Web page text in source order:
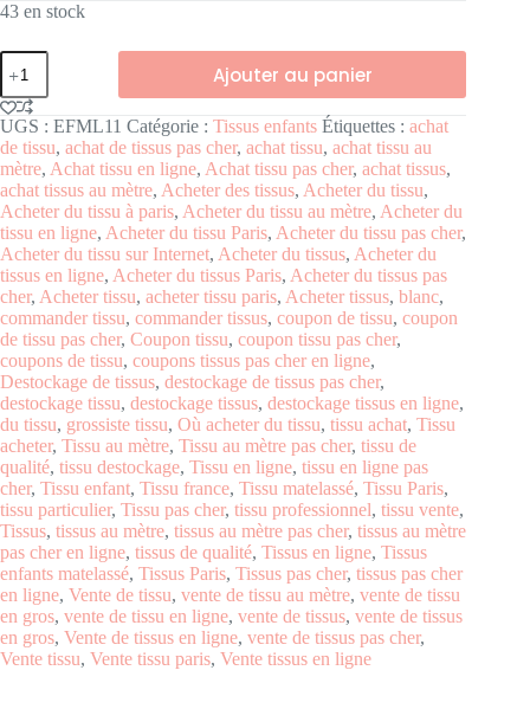
43 en stock
Ajouter au panier
UGS : EFML11 Catégorie : Tissus enfants Étiquettes : achat
de tissu, achat de tissus pas cher, achat tissu, achat tissu au
mètre, Achat tissu en ligne, Achat tissu pas cher, achat tissus,
achat tissus au mètre, Acheter des tissus, Acheter du tissu,
Acheter du tissu à paris, Acheter du tissu au mètre, Acheter du
tissu en ligne, Acheter du tissu Paris, Acheter du tissu pas cher,
Acheter du tissu sur Internet, Acheter du tissus, Acheter du
tissus en ligne, Acheter du tissus Paris, Acheter du tissus pas
cher, Acheter tissu, acheter tissu paris, Acheter tissus, blanc,
commander tissu, commander tissus, coupon de tissu, coupon
de tissu pas cher, Coupon tissu, coupon tissu pas cher,
coupons de tissu, coupons tissus pas cher en ligne,
Destockage de tissus, destockage de tissus pas cher,
destockage tissu, destockage tissus, destockage tissus en ligne,
du tissu, grossiste tissu, Où acheter du tissu, tissu achat, Tissu
acheter, Tissu au mètre, Tissu au mètre pas cher, tissu de
qualité, tissu destockage, Tissu en ligne, tissu en ligne pas
cher, Tissu enfant, Tissu france, Tissu matelassé, Tissu Paris,
tissu particulier, Tissu pas cher, tissu professionnel, tissu vente,
Tissus, tissus au mètre, tissus au mètre pas cher, tissus au mètre
pas cher en ligne, tissus de qualité, Tissus en ligne, Tissus
enfants matelassé, Tissus Paris, Tissus pas cher, tissus pas cher
en ligne, Vente de tissu, vente de tissu au mètre, vente de tissu
en gros, vente de tissu en ligne, vente de tissus, vente de tissus
en gros, Vente de tissus en ligne, vente de tissus pas cher,
Vente tissu, Vente tissu paris, Vente tissus en ligne